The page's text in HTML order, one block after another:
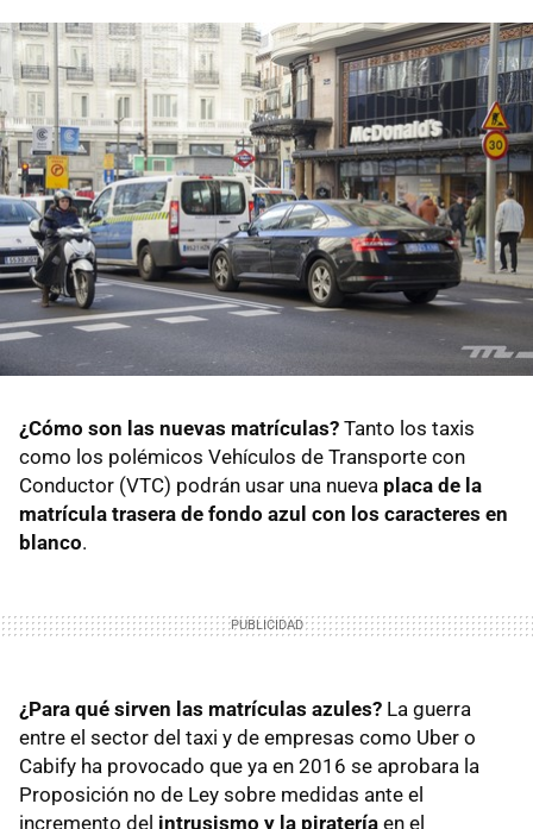
¿Cómo son las nuevas matrículas? Tanto los taxis
como los polémicos Vehículos de Transporte con
Conductor (VTC) podrán usar una nueva placa de la
matrícula trasera de fondo azul con los caracteres en
blanco.
¿Para qué sirven las matrículas azules? La guerra
entre el sector del taxi y de empresas como Uber o
Cabify ha provocado que ya en 2016 se aprobara la
Proposición no de Ley sobre medidas ante el
incremento del intrusismo y la piratería en el